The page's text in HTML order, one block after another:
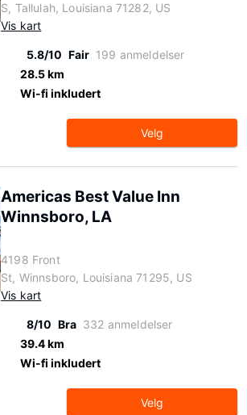
S, Tallulah, Louisiana 71282, US
Vis kart
5.8/10 Fair 199 anmeldelser
28.5 km
Wi-fi inkludert
Velg
Americas Best Value Inn
Winnsboro, LA
4198 Front
St, Winnsboro, Louisiana 71295, US
Vis kart
8/10 Bra 332 anmeldelser
39.4 km
Wi-fi inkludert
Velg